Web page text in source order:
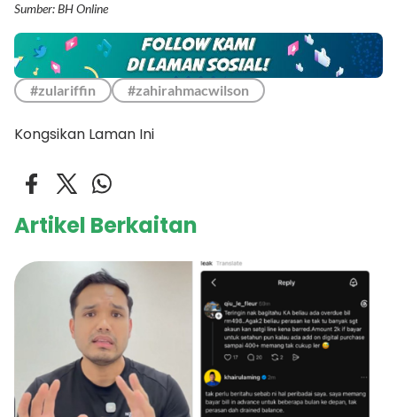
Sumber: BH Online
#zulariffin #zahirahmacwilson
Kongsikan Laman Ini
Artikel Berkaitan